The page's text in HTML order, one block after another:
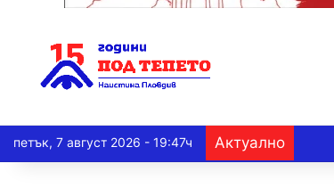
петък, 7 август 2026 - 19:47ч Актуално